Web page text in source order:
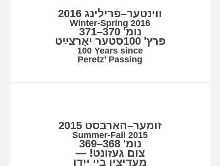
ווינטער–פֿרילינג 2016
Winter-Spring 2016
נומ' 370–371
פּרץ' 100סטער יאָרצײַט
100 Years since
Peretz’ Passing
זומער–האַרבסט 2015
Summer-Fall 2015
נומ' 368–369
צום געזונט! —
מעדיצין בײַ ייִדן